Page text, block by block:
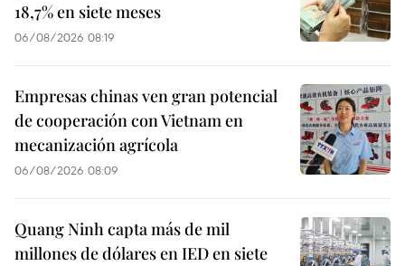
18,7% en siete meses
06/08/2026 08:19
Empresas chinas ven gran potencial
de cooperación con Vietnam en
mecanización agrícola
06/08/2026 08:09
Quang Ninh capta más de mil
millones de dólares en IED en siete